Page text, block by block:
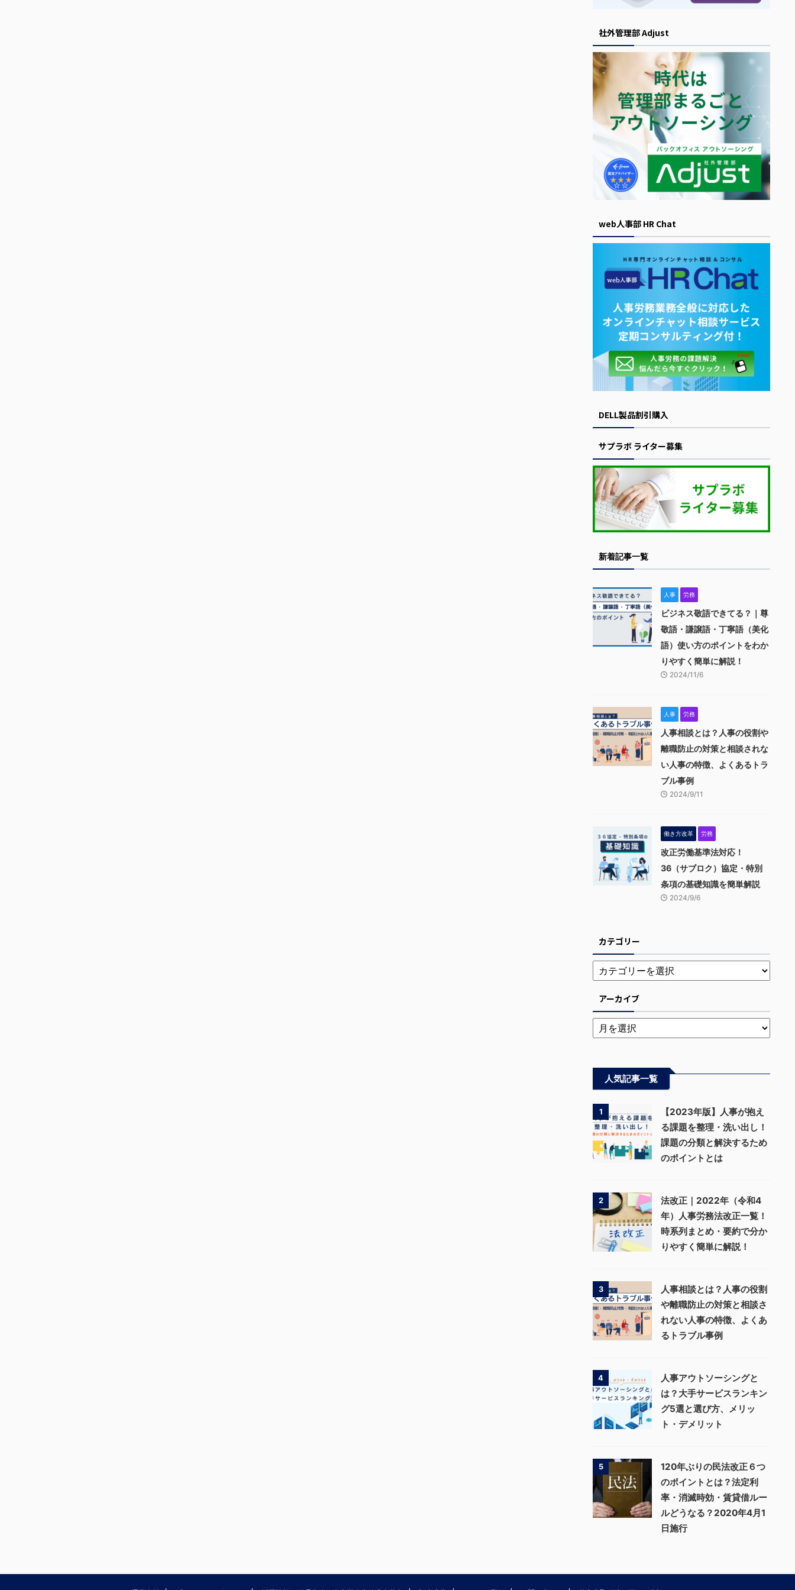
社外管理部 Adjust
web人事部 HR Chat
DELL製品割引購入
サプラボ ライター募集
新着記事一覧
人事 労務
ビジネス敬語できてる？｜尊
敬語・謙譲語・丁寧語（美化
語）使い方のポイントをわか
りやすく簡単に解説！
2024/11/6
人事 労務
人事相談とは？人事の役割や
離職防止の対策と相談されな
い人事の特徴、よくあるトラ
ブル事例
2024/9/11
働き方改革 労務
改正労働基準法対応！
36（サブロク）協定・特別
条項の基礎知識を簡単解説
2024/9/6
カテゴリー
アーカイブ
人気記事一覧
1
【2023年版】人事が抱え
る課題を整理・洗い出し！
課題の分類と解決するため
のポイントとは
2
法改正｜2022年（令和4
年）人事労務法改正一覧！
時系列まとめ・要約で分か
りやすく簡単に解説！
3
人事相談とは？人事の役割
や離職防止の対策と相談さ
れない人事の特徴、よくあ
るトラブル事例
4
人事アウトソーシングと
は？大手サービスランキン
グ5選と選び方、メリッ
ト・デメリット
5
120年ぶりの民法改正６つ
のポイントとは？法定利
率・消滅時効・賃貸借ルー
ルどうなる？2020年4月1
日施行